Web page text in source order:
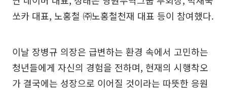
쏘카 대표, 노홍철 ㈜노홍철천재 대표 등이 참여했다.
이날 장병규 의장은 급변하는 환경 속에서 고민하는
청년들에게 자신의 경험을 전하며, 현재의 시행착오
가 결국에는 성장으로 이어질 것이라는 따뜻한 응원